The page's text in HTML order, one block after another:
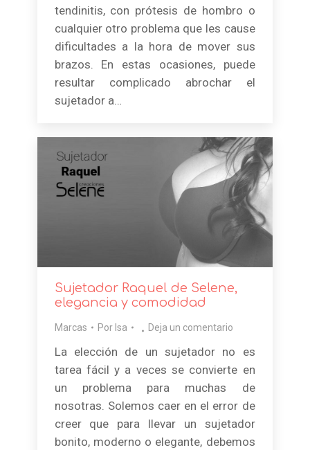
tendinitis, con prótesis de hombro o
cualquier otro problema que les cause
dificultades a la hora de mover sus
brazos. En estas ocasiones, puede
resultar complicado abrochar el
sujetador a…
Sujetador Raquel de Selene,
elegancia y comodidad
Marcas Por Isa Deja un comentario
La elección de un sujetador no es
tarea fácil y a veces se convierte en
un problema para muchas de
nosotras. Solemos caer en el error de
creer que para llevar un sujetador
bonito, moderno o elegante, debemos